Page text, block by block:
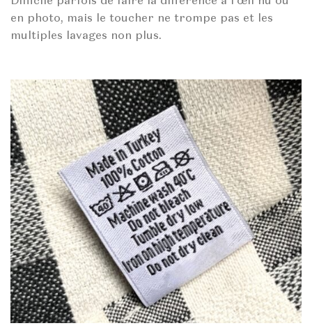
en photo, mais le toucher ne trompe pas et les
multiples lavages non plus.